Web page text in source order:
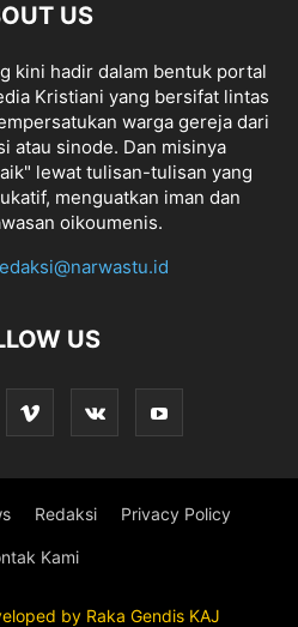
US
kini hadir dalam bentuk portal
Kristiani yang bersifat lintas
warga gereja dari
atau sinode. Dan misinya
lewat tulisan-tulisan yang
menguatkan iman dan
oikoumenis.
US
Redaksi Privacy Policy
Kami
by Raka Gendis KAJ